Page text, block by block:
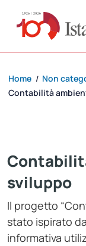
Home / Non
Contabilità
sviluppo
Il progetto
stato ispirato
informativa